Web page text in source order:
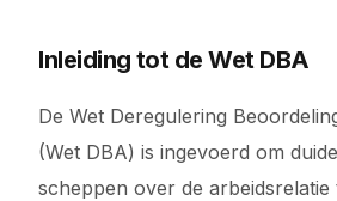
Inleiding tot de Wet DBA
De Wet Deregulering
(Wet DBA) is ingevoerd om
scheppen over de arbeidsrelatie